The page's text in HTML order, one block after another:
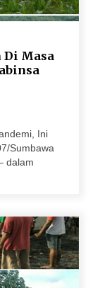
Masa
Ini
Sumbawa
dalam